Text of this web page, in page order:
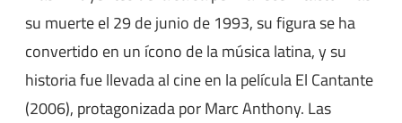
su muerte el 29 de junio de 1993, su figura se ha
convertido en un ícono de la música latina, y su
historia fue llevada al cine en la película El Cantante
(2006), protagonizada por Marc Anthony. Las